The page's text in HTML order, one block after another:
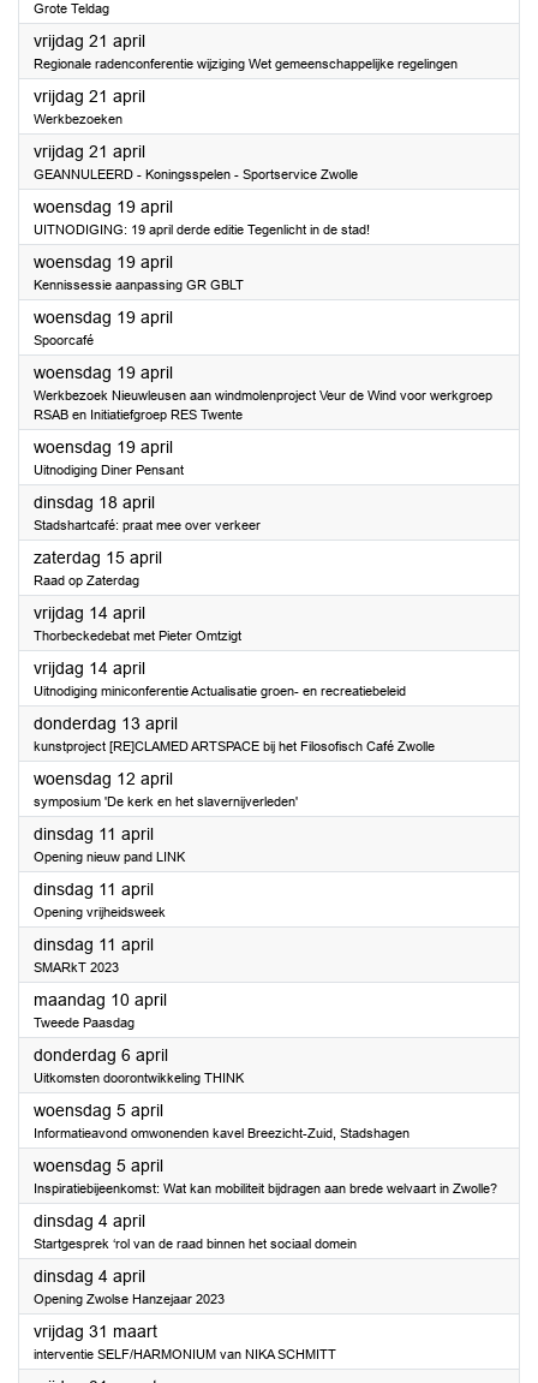
Grote Teldag
vrijdag 21 april2023
Regionale radenconferentie wijziging Wet gemeenschappelijke regelingen
vrijdag 21 april2023
Werkbezoeken
vrijdag 21 april2023
GEANNULEERD - Koningsspelen - Sportservice Zwolle
woensdag 19 april2023
UITNODIGING: 19 april derde editie Tegenlicht in de stad!
woensdag 19 april2023
Kennissessie aanpassing GR GBLT
woensdag 19 april2023
Spoorcafé
woensdag 19 april2023
Werkbezoek Nieuwleusen aan windmolenproject Veur de Wind voor werkgroep
RSAB en Initiatiefgroep RES Twente
woensdag 19 april2023
Uitnodiging Diner Pensant
dinsdag 18 april2023
Stadshartcafé: praat mee over verkeer
zaterdag 15 april2023
Raad op Zaterdag
vrijdag 14 april2023
Thorbeckedebat met Pieter Omtzigt
vrijdag 14 april2023
Uitnodiging miniconferentie Actualisatie groen- en recreatiebeleid
donderdag 13 april2023
kunstproject [RE]CLAMED ARTSPACE bij het Filosofisch Café Zwolle
woensdag 12 april2023
symposium 'De kerk en het slavernijverleden'
dinsdag 11 april2023
Opening nieuw pand LINK
dinsdag 11 april2023
Opening vrijheidsweek
dinsdag 11 april2023
SMARkT 2023
maandag 10 april2023
Tweede Paasdag
donderdag 6 april2023
Uitkomsten doorontwikkeling THINK
woensdag 5 april2023
Informatieavond omwonenden kavel Breezicht-Zuid, Stadshagen
woensdag 5 april2023
Inspiratiebijeenkomst: Wat kan mobiliteit bijdragen aan brede welvaart in Zwolle?
dinsdag 4 april2023
Startgesprek ‘rol van de raad binnen het sociaal domein
dinsdag 4 april2023
Opening Zwolse Hanzejaar 2023
vrijdag 31 maart2023
interventie SELF/HARMONIUM van NIKA SCHMITT